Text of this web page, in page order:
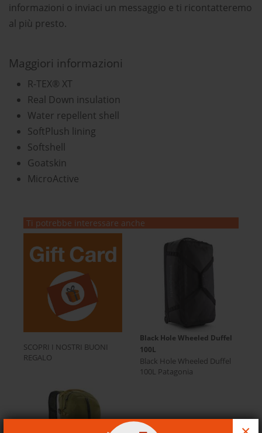
informazioni o inviaci un messaggio e ti ricontatteremo
al più presto.
Maggiori informazioni
R-TEX® XT
Real Down insulation
Water repellent shell
SoftPlush lining
Softshell
Goatskin
MicroActive
Ti potrebbe interessare anche
SCOPRI I NOSTRI BUONI
REGALO
Black Hole Wheeled Duffel
100L
Black Hole Wheeled Duffel
100L Patagonia